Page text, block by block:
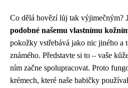
Co dělá hovězí lůj tak výjimečným?
podobné našemu vlastnímu
pokožky vstřebává jako nic jiného a
známého. Představte si to – vaše
ním začne spolupracovat. Proto
krémech, které naše babičky